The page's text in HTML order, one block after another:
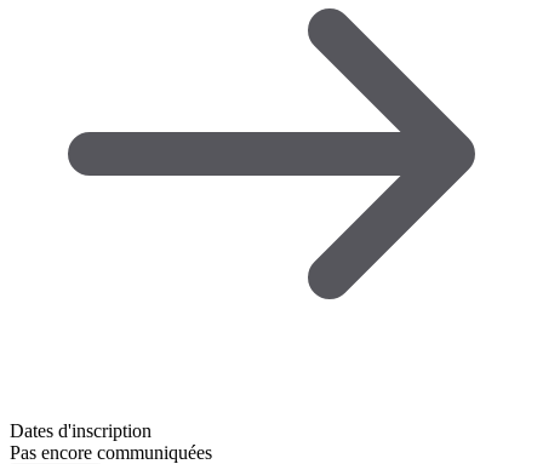
Dates d'inscription
Pas encore communiquées